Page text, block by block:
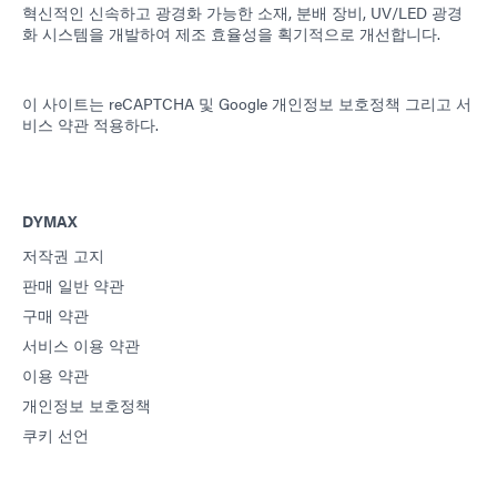
혁신적인 신속하고 광경화 가능한 소재, 분배 장비, UV/LED 광경
화 시스템을 개발하여 제조 효율성을 획기적으로 개선합니다.
이 사이트는 reCAPTCHA 및 Google 개인정보 보호정책 그리고 서
비스 약관 적용하다.
DYMAX
저작권 고지
판매 일반 약관
구매 약관
서비스 이용 약관
이용 약관
개인정보 보호정책
쿠키 선언